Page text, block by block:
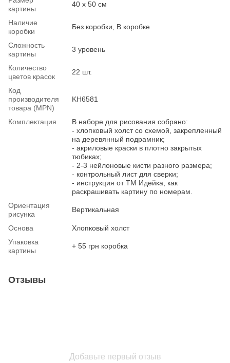
картины
40 х 50 см
Наличие
коробки
Без коробки, В коробке
Сложность
картины
3 уровень
Количество
цветов красок
22 шт.
Код
производителя
товара (MPN)
KH6581
Комплектация
В наборе для рисования собрано:
- хлопковый холст со схемой, закрепленный
на деревянный подрамник;
- акриловые краски в плотно закрытых
тюбиках;
- 2-3 нейлоновые кисти разного размера;
- контрольный лист для сверки;
- инструкция от ТМ Идейка, как
раскрашивать картину по номерам.
Ориентация
рисунка
Вертикальная
Основа
Хлопковый холст
Упаковка
картины
+ 55 грн коробка
Отзывы
Добавьте первый отзыв